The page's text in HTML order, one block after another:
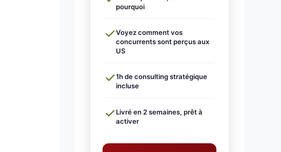
pourquoi
Voyez comment vos
concurrents sont perçus aux
US
1h de consulting stratégique
incluse
Livré en 2 semaines, prêt à
activer